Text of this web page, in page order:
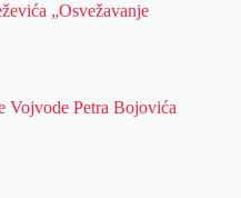
„Osvežavanje
Vojvode Petra Bojovića